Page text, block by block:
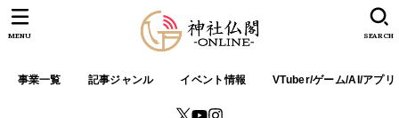
事業一覧 記事ジャンル イベント情報 VTuber/ゲーム/AI/アプリ
SEARCH
MENU